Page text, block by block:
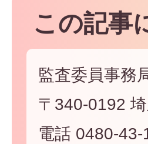
この記事
監査委員事務
〒340-0192
電話 0480-